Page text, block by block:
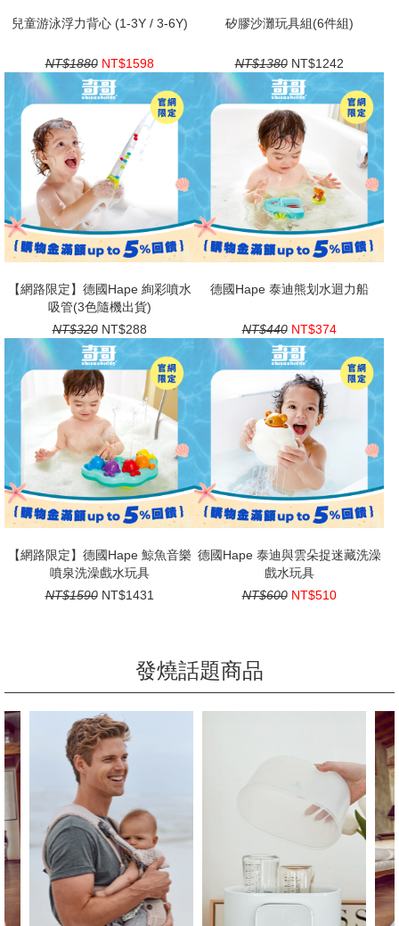
兒童游泳浮力背心 (1-3Y / 3-6Y)
NT$1880 NT$1598
矽膠沙灘玩具組(6件組)
NT$1380 NT$1242
【網路限定】德國Hape 絢彩噴水
吸管(3色隨機出貨)
NT$320 NT$288
德國Hape 泰迪熊划水迴力船
NT$440 NT$374
【網路限定】德國Hape 鯨魚音樂
噴泉洗澡戲水玩具
NT$1590 NT$1431
德國Hape 泰迪與雲朵捉迷藏洗澡
戲水玩具
NT$600 NT$510
發燒話題商品